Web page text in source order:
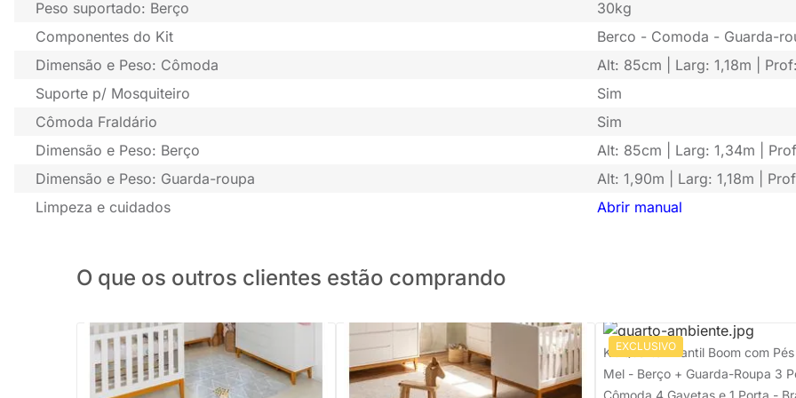
Peso suportado: Berço
30kg
Componentes do Kit
Berco - Comoda - Guarda-
Dimensão e Peso: Cômoda
Alt: 85cm | Larg: 1,18m |
Suporte p/ Mosquiteiro
Sim
Cômoda Fraldário
Sim
Dimensão e Peso: Berço
Alt: 85cm | Larg: 1,34m |
Dimensão e Peso: Guarda-roupa
Alt: 1,90m | Larg: 1,18m |
Limpeza e cuidados
Abrir manual
O que os outros clientes estão comprando
Kit Quarto Infantil com Pés Square Mel -
Cômoda Elfe 4 Gavetas e 1 Porta +
Kit Quarto Theo com Pés Square Mel -
Berço + Cômoda 6 Gavetas + Guarda-
EXCLUSIVO
Kit Quarto Infantil Boom com
Mel - Berço + Guarda-Roupa 3